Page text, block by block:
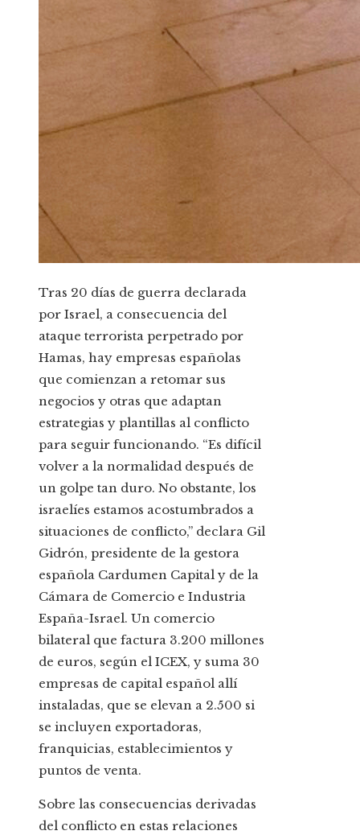
Tras 20 días de guerra declarada
por Israel, a consecuencia del
ataque terrorista perpetrado por
Hamas, hay empresas españolas
que comienzan a retomar sus
negocios y otras que adaptan
estrategias y plantillas al conflicto
para seguir funcionando. “Es difícil
volver a la normalidad después de
un golpe tan duro. No obstante, los
israelíes estamos acostumbrados a
situaciones de conflicto,” declara Gil
Gidrón, presidente de la gestora
española Cardumen Capital y de la
Cámara de Comercio e Industria
España-Israel. Un comercio
bilateral que factura 3.200 millones
de euros, según el ICEX, y suma 30
empresas de capital español allí
instaladas, que se elevan a 2.500 si
se incluyen exportadoras,
franquicias, establecimientos y
puntos de venta.
Sobre las consecuencias derivadas
del conflicto en estas relaciones